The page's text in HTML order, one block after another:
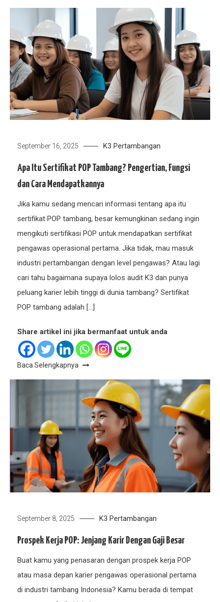
September 16, 2025 K3 Pertambangan
Apa Itu Sertifikat POP Tambang? Pengertian, Fungsi
dan Cara Mendapatkannya
Jika kamu sedang mencari informasi tentang apa itu
sertifikat POP tambang, besar kemungkinan sedang ingin
mengikuti sertifikasi POP untuk mendapatkan sertifikat
pengawas operasional pertama. Jika tidak, mau masuk
industri pertambangan dengan level pengawas? Atau lagi
cari tahu bagaimana supaya lolos audit K3 dan punya
peluang karier lebih tinggi di dunia tambang? Sertifikat
POP tambang adalah […]
Share artikel ini jika bermanfaat untuk anda
Baca Selengkapnya
September 8, 2025 K3 Pertambangan
Prospek Kerja POP: Jenjang Karir Dengan Gaji Besar
Buat kamu yang penasaran dengan prospek kerja POP
atau masa depan karier pengawas operasional pertama
di industri tambang Indonesia? Kamu berada di tempat